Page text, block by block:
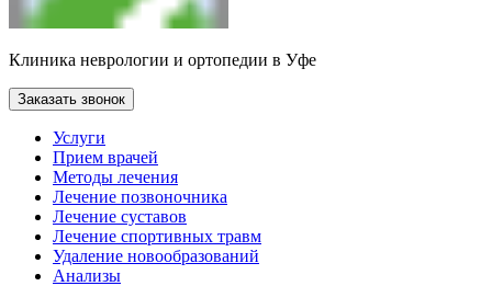
Клиника неврологии и ортопедии в Уфе
Заказать звонок
Услуги
Прием врачей
Методы лечения
Лечение позвоночника
Лечение суставов
Лечение спортивных травм
Удаление новообразований
Анализы